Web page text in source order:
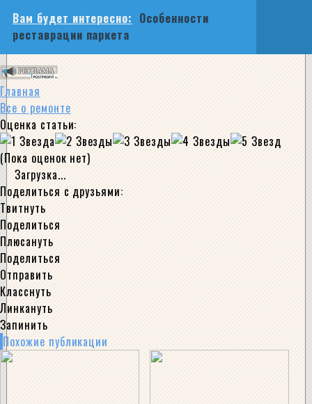
Вам будет интересно: Особенности
реставрации паркета
Главная
Все о ремонте
Оценка статьи:
(Пока оценок нет)
Загрузка...
Поделиться с друзьями:
Твитнуть
Поделиться
Плюсануть
Поделиться
Отправить
Класснуть
Линкануть
Запинить
Похожие публикации